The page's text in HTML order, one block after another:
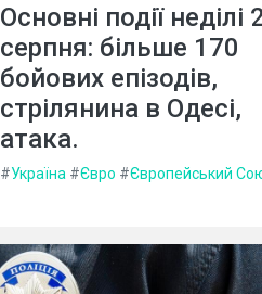
Основні події неділі
серпня: більше 170
бойових епізодів,
стрілянина в Одесі,
атака.
#Україна #Євро #Європейський